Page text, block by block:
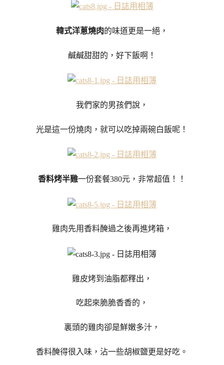
韓式洋蔥燒肉的味道更是一絕，
鹹鹹甜甜的，好下飯啊！
我們家的男孩們說，
光是這一份燒肉，就可以吃掉兩碗白飯呢！
香料烤半雞一份套餐380元，非常超值！！
雞肉先用香料醃過之後再進烤箱，
雞皮烤到油脂都釋出，
吃起來脆脆香香的，
裏頭的雞肉卻是鮮嫩多汁，
香料醃得很入味，沾一些胡椒鹽更是好吃。